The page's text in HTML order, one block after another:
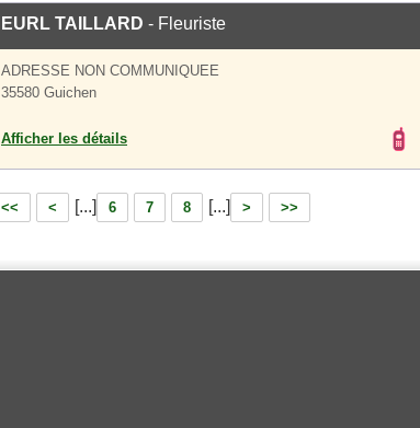
EURL TAILLARD - Fleuriste
ADRESSE NON COMMUNIQUEE
35580 Guichen
Afficher les détails
<< < [...] 6 7 8 [...] > >>